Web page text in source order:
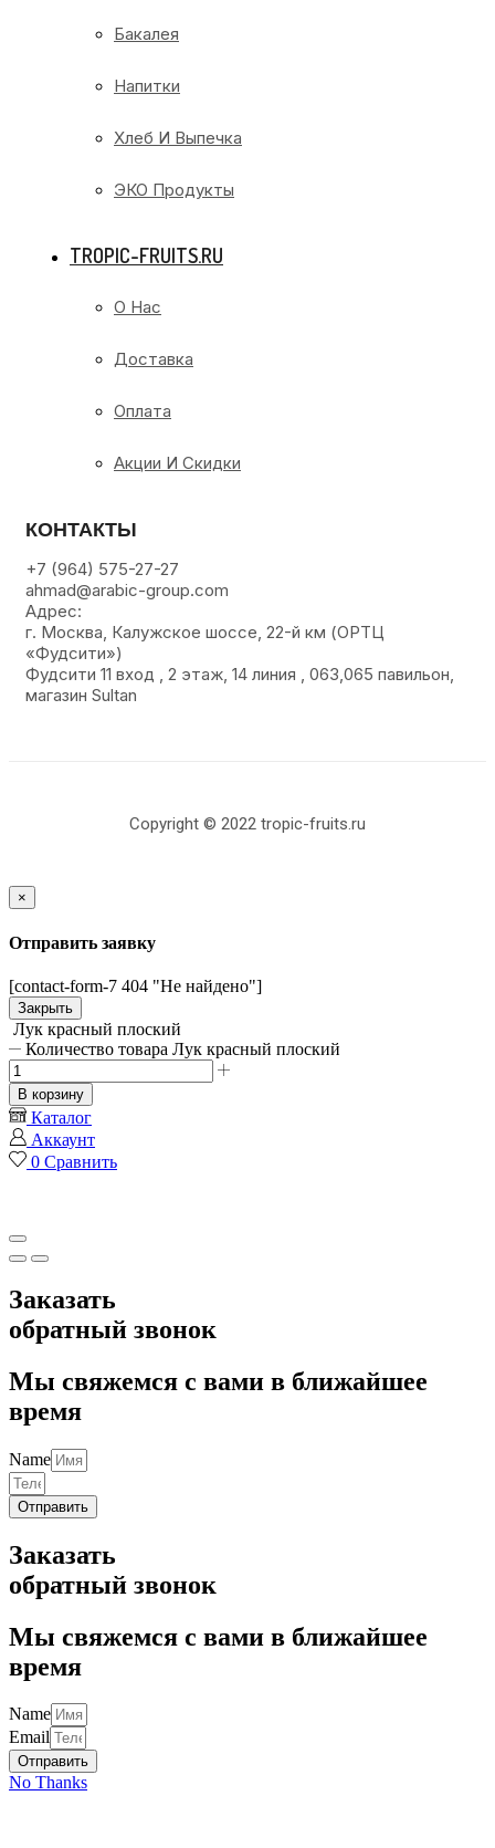
Бакалея
Напитки
Хлеб И Выпечка
ЭКО Продукты
TROPIC-FRUITS.RU
О Нас
Доставка
Оплата
Акции И Скидки
КОНТАКТЫ
+7 (964) 575-27-27
ahmad@arabic-group.com
Адрес:
г. Москва, Калужское шоссе, 22-й км (ОРТЦ
«Фудсити»)
Фудсити 11 вход , 2 этаж, 14 линия , 063,065 павильон,
магазин Sultan
Copyright © 2022 tropic-fruits.ru
×
Отправить заявку
[contact-form-7 404 "Не найдено"]
Закрыть
Лук красный плоский
Количество товара Лук красный плоский
В корзину
Каталог
Аккаунт
0 Сравнить
Заказать
обратный звонок
Мы свяжемся с вами в ближайшее
время
Name
Отправить
Заказать
обратный звонок
Мы свяжемся с вами в ближайшее
время
Name
Email
Отправить
No Thanks